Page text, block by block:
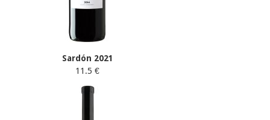
Sardón 2021
11.5 €